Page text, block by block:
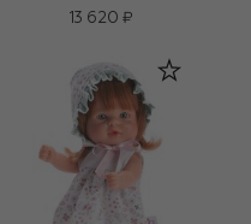
13 620 ₽